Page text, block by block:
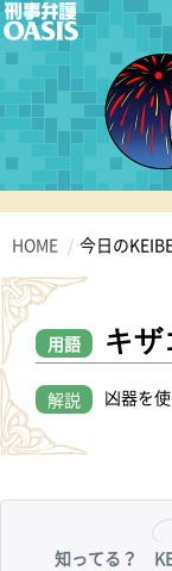
HOME 今日の
用語 キザ
解説 凶器を
知ってる？